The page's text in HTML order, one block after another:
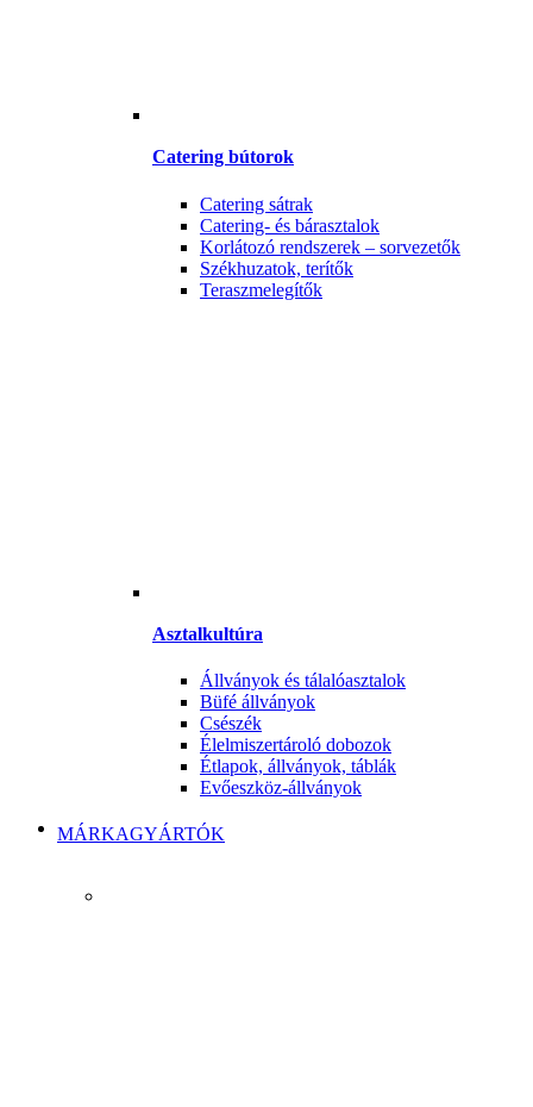
Catering bútorok
Catering sátrak
Catering- és bárasztalok
Korlátozó rendszerek – sorvezetők
Székhuzatok, terítők
Teraszmelegítők
Asztalkultúra
Állványok és tálalóasztalok
Büfé állványok
Csészék
Élelmiszertároló dobozok
Étlapok, állványok, táblák
Evőeszköz-állványok
MÁRKAGYÁRTÓK